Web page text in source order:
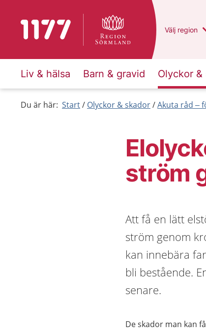
Till startsidan för 1177 Du har valt
Välj en
region
Liv & hälsa Barn & gravid Olyckor &
Du är här: Start Olyckor & skador Akuta råd –
ström
Att få en lätt
ström genom
kan innebära
bli bestående.
senare.
De skador man kan